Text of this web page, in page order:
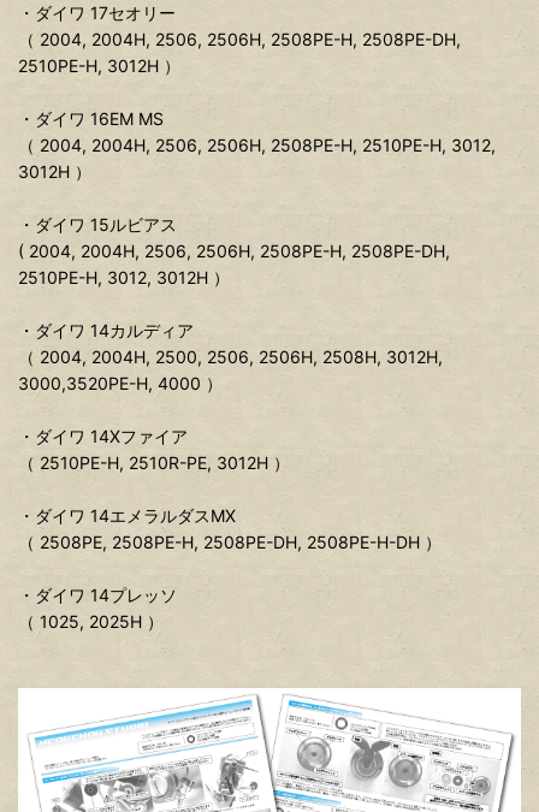
・ダイワ 17セオリー
（ 2004, 2004H, 2506, 2506H, 2508PE-H, 2508PE-DH,
2510PE-H, 3012H ）
・ダイワ 16EM MS
（ 2004, 2004H, 2506, 2506H, 2508PE-H, 2510PE-H, 3012,
3012H ）
・ダイワ 15ルビアス
( 2004, 2004H, 2506, 2506H, 2508PE-H, 2508PE-DH,
2510PE-H, 3012, 3012H ）
・ダイワ 14カルディア
（ 2004, 2004H, 2500, 2506, 2506H, 2508H, 3012H,
3000,3520PE-H, 4000 ）
・ダイワ 14Xファイア
（ 2510PE-H, 2510R-PE, 3012H ）
・ダイワ 14エメラルダスMX
（ 2508PE, 2508PE-H, 2508PE-DH, 2508PE-H-DH ）
・ダイワ 14プレッソ
（ 1025, 2025H ）